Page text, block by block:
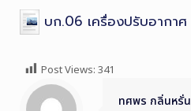
บก.06 เครื่องปรับอากาศ
Post Views: 341
ทศพร กลิ่นหรั่น